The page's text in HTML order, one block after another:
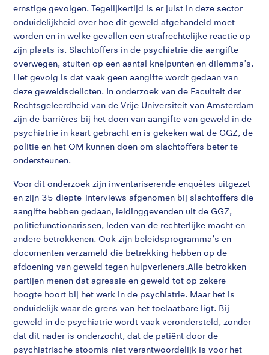
ernstige gevolgen. Tegelijkertijd is er juist in deze sector
onduidelijkheid over hoe dit geweld afgehandeld moet
worden en in welke gevallen een strafrechtelijke reactie op
zijn plaats is. Slachtoffers in de psychiatrie die aangifte
overwegen, stuiten op een aantal knelpunten en dilemma’s.
Het gevolg is dat vaak geen aangifte wordt gedaan van
deze geweldsdelicten. In onderzoek van de Faculteit der
Rechtsgeleerdheid van de Vrije Universiteit van Amsterdam
zijn de barrières bij het doen van aangifte van geweld in de
psychiatrie in kaart gebracht en is gekeken wat de GGZ, de
politie en het OM kunnen doen om slachtoffers beter te
ondersteunen.
Voor dit onderzoek zijn inventariserende enquêtes uitgezet
en zijn 35 diepte-interviews afgenomen bij slachtoffers die
aangifte hebben gedaan, leidinggevenden uit de GGZ,
politiefunctionarissen, leden van de rechterlijke macht en
andere betrokkenen. Ook zijn beleidsprogramma’s en
documenten verzameld die betrekking hebben op de
afdoening van geweld tegen hulpverleners.Alle betrokken
partijen menen dat agressie en geweld tot op zekere
hoogte hoort bij het werk in de psychiatrie. Maar het is
onduidelijk waar de grens van het toelaatbare ligt. Bij
geweld in de psychiatrie wordt vaak verondersteld, zonder
dat dit nader is onderzocht, dat de patiënt door de
psychiatrische stoornis niet verantwoordelijk is voor het